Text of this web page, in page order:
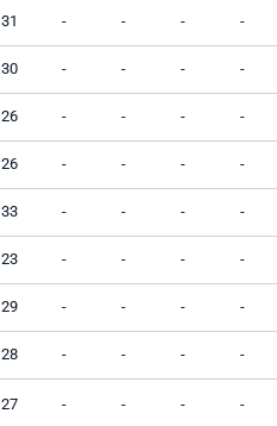
31 - - - -
30 - - - -
26 - - - -
26 - - - -
33 - - - -
23 - - - -
29 - - - -
28 - - - -
27 - - - -